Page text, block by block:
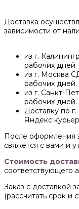
Доставка
зависимости от
из г.
рабочих дней
из г. Москва
рабочих дней.
из г. Санкт-
рабочих дней.
Доставку по
Яндекс
После оформления
свяжется с вами и
Стоимость
Заказ с доставкой
(рассчитать срок и